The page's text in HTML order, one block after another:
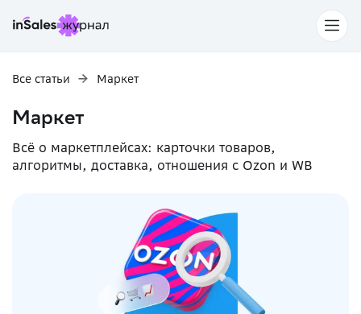
Все статьи Маркет
Маркет
Всё о маркетплейсах: карточки товаров,
алгоритмы, доставка, отношения с Ozon и WB